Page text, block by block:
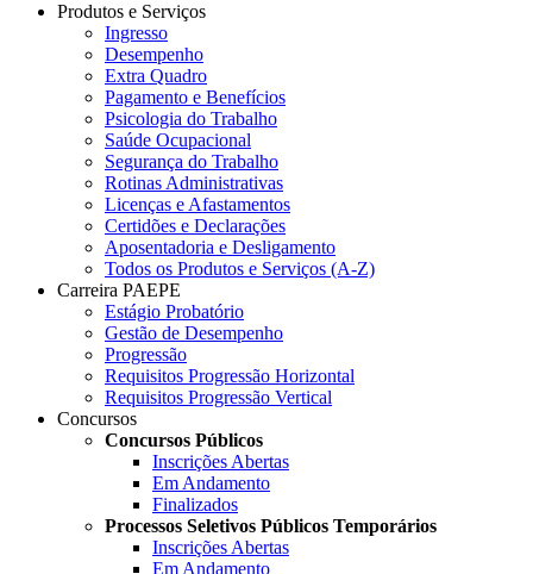
Produtos e Serviços
Ingresso
Desempenho
Extra Quadro
Pagamento e Benefícios
Psicologia do Trabalho
Saúde Ocupacional
Segurança do Trabalho
Rotinas Administrativas
Licenças e Afastamentos
Certidões e Declarações
Aposentadoria e Desligamento
Todos os Produtos e Serviços (A-Z)
Carreira PAEPE
Estágio Probatório
Gestão de Desempenho
Progressão
Requisitos Progressão Horizontal
Requisitos Progressão Vertical
Concursos
Concursos Públicos
Inscrições Abertas
Em Andamento
Finalizados
Processos Seletivos Públicos Temporários
Inscrições Abertas
Em Andamento